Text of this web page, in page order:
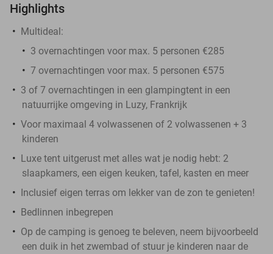
Highlights
Multideal:
3 overnachtingen voor max. 5 personen €285
7 overnachtingen voor max. 5 personen €575
3 of 7 overnachtingen in een glampingtent in een
natuurrijke omgeving in Luzy, Frankrijk
Voor maximaal 4 volwassenen of 2 volwassenen + 3
kinderen
Luxe tent uitgerust met alles wat je nodig hebt: 2
slaapkamers, een eigen keuken, tafel, kasten en meer
Inclusief eigen terras om lekker van de zon te genieten!
Bedlinnen inbegrepen
Op de camping is genoeg te beleven, neem bijvoorbeeld
een duik in het zwembad of stuur je kinderen naar de